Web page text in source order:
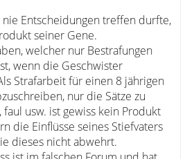
Entscheidungen treffen durfte,
seiner Gene.
welcher nur Bestrafungen
wenn die Geschwister
Strafarbeit für einen 8 jährigen
nur die Sätze zu
usw. ist gewiss kein Produkt
die Einflüsse seines Stiefvaters
dieses nicht abwehrt.